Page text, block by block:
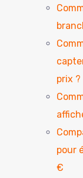
prix ?
pour
€